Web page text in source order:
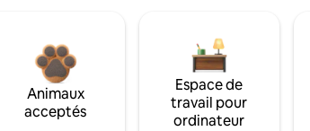
Animaux
acceptés
Espace de
travail pour
ordinateur